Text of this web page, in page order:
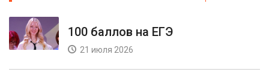
100 баллов на ЕГЭ
21 июля 2026